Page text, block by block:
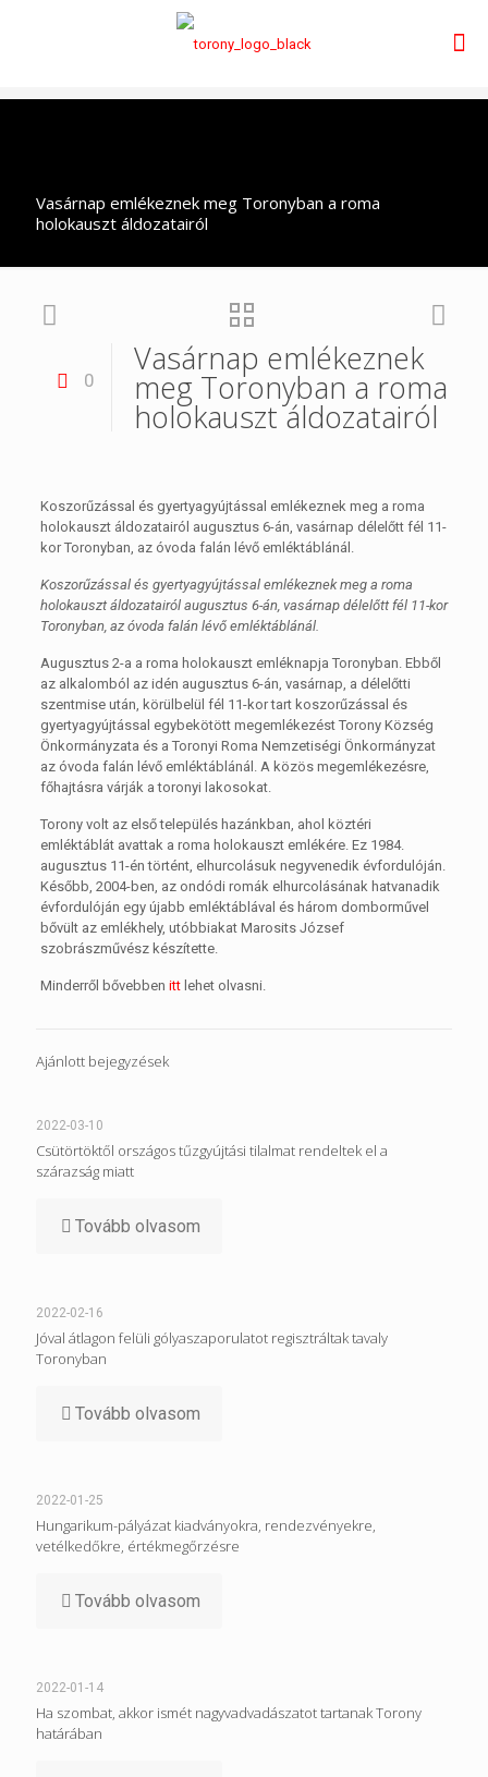
Vasárnap emlékeznek meg Toronyban a roma
holokauszt áldozatairól
0
Vasárnap emlékeznek
meg Toronyban a roma
holokauszt áldozatairól
Koszorűzással és gyertyagyújtással emlékeznek meg a roma
holokauszt áldozatairól augusztus 6-án, vasárnap délelőtt fél 11-
kor Toronyban, az óvoda falán lévő emléktáblánál.
Koszorűzással és gyertyagyújtással emlékeznek meg a roma
holokauszt áldozatairól augusztus 6-án, vasárnap délelőtt fél 11-kor
Toronyban, az óvoda falán lévő emléktáblánál.
Augusztus 2-a a roma holokauszt emléknapja Toronyban. Ebből
az alkalomból az idén augusztus 6-án, vasárnap, a délelőtti
szentmise után, körülbelül fél 11-kor tart koszorűzással és
gyertyagyújtással egybekötött megemlékezést Torony Község
Önkormányzata és a Toronyi Roma Nemzetiségi Önkormányzat
az óvoda falán lévő emléktáblánál. A közös megemlékezésre,
főhajtásra várják a toronyi lakosokat.
Torony volt az első település hazánkban, ahol köztéri
emléktáblát avattak a roma holokauszt emlékére. Ez 1984.
augusztus 11-én történt, elhurcolásuk negyvenedik évfordulóján.
Később, 2004-ben, az ondódi romák elhurcolásának hatvanadik
évfordulóján egy újabb emléktáblával és három domborművel
bővült az emlékhely, utóbbiakat Marosits József
szobrászművész készítette.
Minderről bővebben ittlehet olvasni.
Ajánlott bejegyzések
2022-03-10
Csütörtöktől országos tűzgyújtási tilalmat rendeltek el a
szárazság miatt
Tovább olvasom
2022-02-16
Jóval átlagon felüli gólyaszaporulatot regisztráltak tavaly
Toronyban
Tovább olvasom
2022-01-25
Hungarikum-pályázat kiadványokra, rendezvényekre,
vetélkedőkre, értékmegőrzésre
Tovább olvasom
2022-01-14
Ha szombat, akkor ismét nagyvadvadászatot tartanak Torony
határában